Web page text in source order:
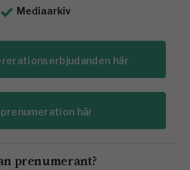
Mediaarkiv
här
här
prenumerant?